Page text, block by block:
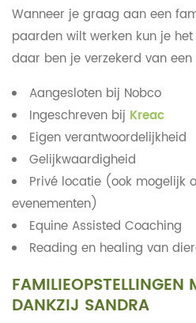
Wanneer je graag aan een
paarden wilt werken kun je
daar ben je verzekerd van
Aangesloten bij Nobco
Ingeschreven bij Kreac
Eigen verantwoordelijkheid
Gelijkwaardigheid
Privé locatie (ook mogelijk
evenementen)
Equine Assisted Coaching
Reading en healing van
FAMILIEOPSTELLINGEN
DANKZIJ SANDRA